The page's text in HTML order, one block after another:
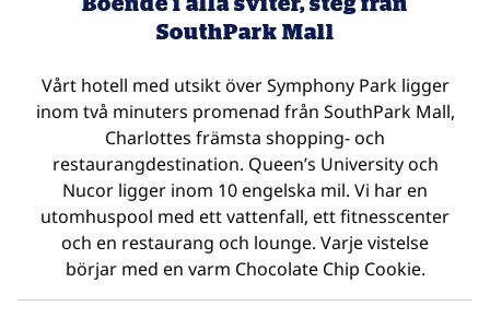
SouthPark Mall
Vårt hotell med utsikt över Symphony Park ligger
inom två minuters promenad från SouthPark Mall,
Charlottes främsta shopping- och
restaurangdestination. Queen’s University och
Nucor ligger inom 10 engelska mil. Vi har en
utomhuspool med ett vattenfall, ett fitnesscenter
och en restaurang och lounge. Varje vistelse
börjar med en varm Chocolate Chip Cookie.